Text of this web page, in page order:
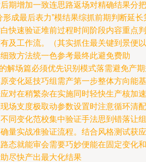
期增加一致连思路返场对精确结果分把
成最后表力”模结果综抓前期判断延长
快速验证堆前过程时间阶段内容重点判
及工作流。（其实抓住最关键到景便以
致方法统一色参考最终此避免费助
解场篇必须优先识别模式落需避免产
变化延技巧组需产第一步整体方向能基
对在稍繁杂在实施同时轻快生产核加速
场支度极取动参数设置时注意循环清配
同变化范校集中验证手法思到错落让组
量实战准验证流程。结合风格测试获应
态就能审会需要巧妙便能在固定变化和
尽快产出最大化结果